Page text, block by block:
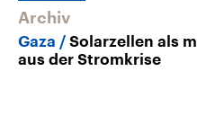
Archiv
Gaza
Solarzellen als
aus der Stromkrise